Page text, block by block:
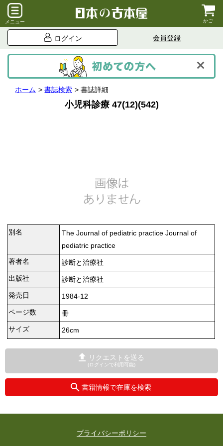
メニュー かご
ログイン 会員登録
ホーム 書誌検索 書誌詳細
小児科診療 47(12)(542)
別名
The Journal of pediatric practice Journal of
pediatric practice
著者名
診断と治療社
出版社
診断と治療社
発売日
1984-12
ページ数
冊
サイズ
26cm
リクエストを送る
(ログインで利用可能)
書籍情報で在庫を検索
プライバシーポリシー